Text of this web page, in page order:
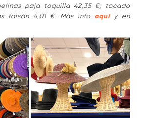
paja toquilla 42,35 €; tocado
faisán 4,01 €. Más info aquíy en